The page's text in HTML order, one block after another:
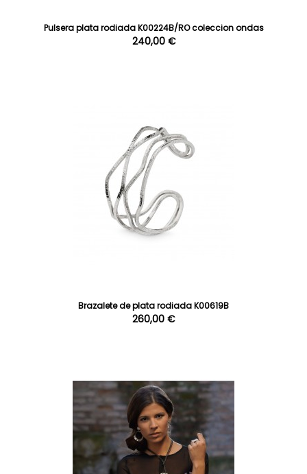
Pulsera plata rodiada K00224B/RO coleccion ondas
240,00 €
Brazalete de plata rodiada K00619B
260,00 €